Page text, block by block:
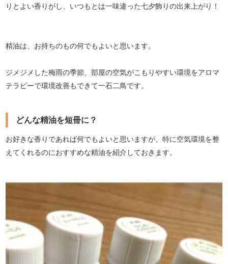
りとよい香りがし、いつもとは一味違った七夕飾りの出来上がり！
精油は、お持ちのもの何でもよいと思います。
ジメジメした梅雨の季節、部屋の空気がこもりやすい環境をアロマ
テラピーで環境改善もできて一石二鳥です。
どんな精油を短冊に？
お好きな香りであれば何でもよいと思いますが、特に空気環境を整
えてくれるのにおすすめな精油を紹介しておきます。